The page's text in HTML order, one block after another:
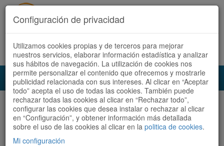
Acceder Registrate ahora Español | Català
Audioruta Todas las rutas
Todas las rutas Ordenar por:Más recientes
Configuración de privacidad
Utilizamos cookies propias y de terceros para mejorar
nuestros servicios, elaborar información estadística y analizar
sus hábitos de navegación. La utilización de cookies nos
permite personalizar el contenido que ofrecemos y mostrarle
publicidad relacionada con sus intereses. Al clicar en “Aceptar
todo” acepta el uso de todas las cookies. También puede
rechazar todas las cookies al clicar en “Rechazar todo”,
configurar las cookies que desea instalar o rechazar al clicar
en “Configuración”, y obtener información más detallada
sobre el uso de las cookies al clicar en la politica de cookies.
Mi configuración